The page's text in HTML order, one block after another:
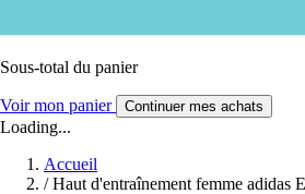
Sous-total du panier
Voir mon panier Continuer mes achats
Loading...
Accueil
/ Haut d'entraînement femme adidas